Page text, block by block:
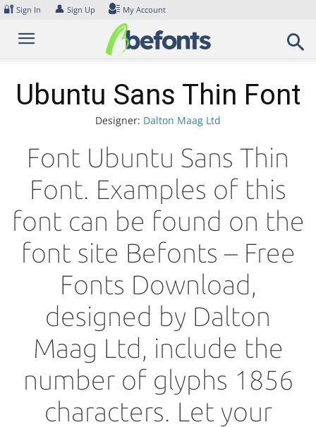
Skip
content
🔐 Sign In 👤 Sign Up My Account
Ubuntu Sans Thin Font
Designer: Dalton Maag Ltd
Font Ubuntu Sans Thin
Font. Examples of this
font can be found on the
font site Befonts – Free
Fonts Download,
designed by Dalton
Maag Ltd, include the
number of glyphs 1856
characters. Let your